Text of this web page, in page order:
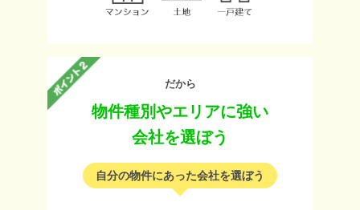
だから
物件種別やエリアに強い
会社を選ぼう
自分の物件にあった会社を選ぼう